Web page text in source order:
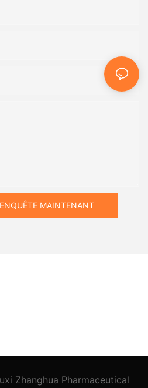
MAINTENANT
Zhanghua Pharmaceutical